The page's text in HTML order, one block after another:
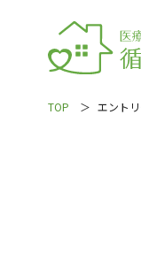
TOP エント